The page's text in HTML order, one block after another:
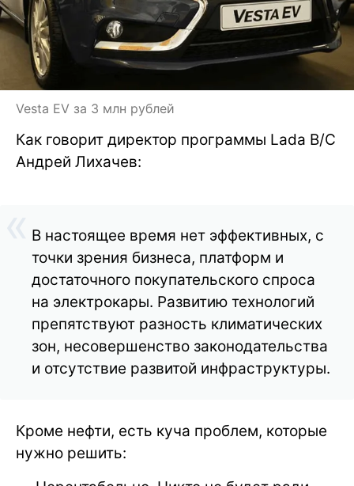
Vesta EV за 3 млн рублей
Как говорит директор программы Lada B/C
Андрей Лихачeв:
В настоящее время нет эффективных, с
точки зрения бизнеса, платформ и
достаточного покупательского спроса
на электрокары. Развитию технологий
препятствуют разность климатических
зон, несовершенство законодательства
и отсутствие развитой инфраструктуры.
Кроме нефти, есть куча проблем, которые
нужно решить: